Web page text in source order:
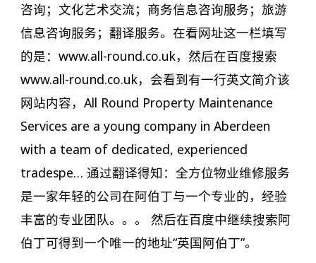
咨询；文化艺术交流；商务信息咨询服务；旅游
信息咨询服务；翻译服务。在看网址这一栏填写
的是：www.all-round.co.uk，然后在百度搜索
www.all-round.co.uk，会看到有一行英文简介该
网站内容，All Round Property Maintenance
Services are a young company in Aberdeen
with a team of dedicated, experienced
tradespe… 通过翻译得知：全方位物业维修服务
是一家年轻的公司在阿伯丁与一个专业的，经验
丰富的专业团队。。。 然后在百度中继续搜索阿
伯丁可得到一个唯一的地址“英国阿伯丁”。